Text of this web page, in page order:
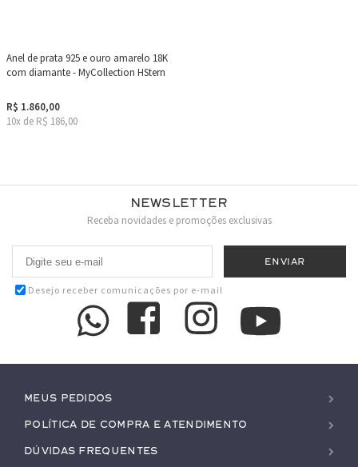
Anel de prata 925 e ouro amarelo 18K
com diamante - MyCollection HStern
R$ 1.860,00
10x de R$ 186,00
Newsletter
Receba novidades e promoções exclusivas
Desejo receber comunicações por e-mail
Meus pedidos
Política de Compra e Atendimento
Dúvidas Frequentes